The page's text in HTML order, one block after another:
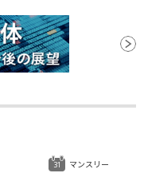
マンスリー